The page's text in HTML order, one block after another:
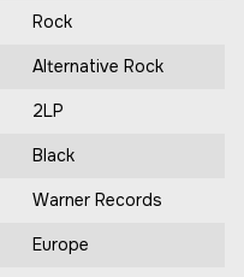
Rock
Alternative Rock
2LP
Black
Warner Records
Europe